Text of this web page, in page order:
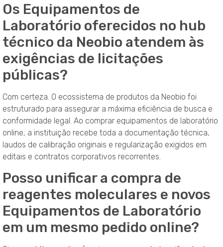
Os Equipamentos de
Laboratório oferecidos no hub
técnico da Neobio atendem às
exigências de licitações
públicas?
Com certeza. O ecossistema de produtos da Neobio foi
estruturado para assegurar a máxima eficiência de busca e
conformidade legal. Ao comprar equipamentos de laboratório
online, a instituição recebe toda a documentação técnica,
laudos de calibração originais e regularização exigidos em
editais e contratos corporativos recorrentes.
Posso unificar a compra de
reagentes moleculares e novos
Equipamentos de Laboratório
em um mesmo pedido online?